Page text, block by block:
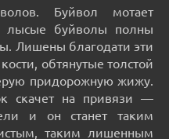
Буйвол мотает
лысые буйволы полны
Лишены благодати эти
обтянутые толстой
придорожную жижу.
скачет на привязи —
и он станет таким
таким лишенным